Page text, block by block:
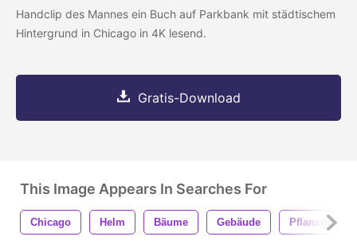
Handclip des Mannes ein Buch auf Parkbank mit städtischem
Hintergrund in Chicago in 4K lesend.
Gratis-Download
This Image Appears In Searches For
Chicago Helm Bäume Gebäude Pflanzgefäße